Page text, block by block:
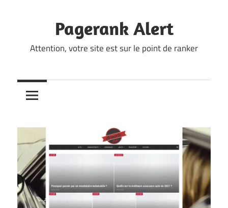
Pagerank Alert
Attention, votre site est sur le point de ranker